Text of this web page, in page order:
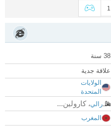
1
38 سنة
علاقة جدية
الولايات
المتحدة
رالي، كارولين...
المغرب